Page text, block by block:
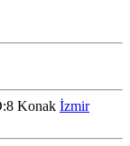
Konak İzmir